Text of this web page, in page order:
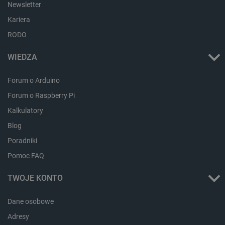
Newsletter
Kariera
RODO
WIEDZA
Forum o Arduino
Forum o Raspberry Pi
Kalkulatory
Blog
Poradniki
Pomoc FAQ
TWOJE KONTO
Dane osobowe
Adresy